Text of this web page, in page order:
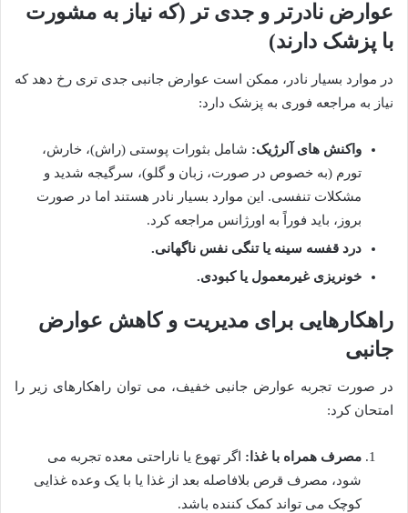
عوارض نادرتر و جدی تر (که نیاز به مشورت
با پزشک دارند)
در موارد بسیار نادر، ممکن است عوارض جانبی جدی تری رخ دهد که
نیاز به مراجعه فوری به پزشک دارد:
واکنش های آلرژیک: شامل بثورات پوستی (راش)، خارش،
تورم (به خصوص در صورت، زبان و گلو)، سرگیجه شدید و
مشکلات تنفسی. این موارد بسیار نادر هستند اما در صورت
بروز، باید فوراً به اورژانس مراجعه کرد.
درد قفسه سینه یا تنگی نفس ناگهانی.
خونریزی غیرمعمول یا کبودی.
راهکارهایی برای مدیریت و کاهش عوارض
جانبی
در صورت تجربه عوارض جانبی خفیف، می توان راهکارهای زیر را
امتحان کرد:
مصرف همراه با غذا: اگر تهوع یا ناراحتی معده تجربه می
شود، مصرف قرص بلافاصله بعد از غذا یا با یک وعده غذایی
کوچک می تواند کمک کننده باشد.